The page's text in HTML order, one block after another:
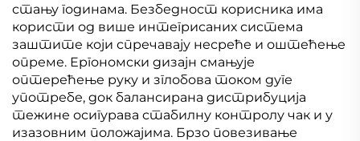
стању годинама. Безбедност корисника има
користи од више интегрисаних система
заштите који спречавају несреће и оштећење
опреме. Ергономски дизајн смањује
оптерећење руку и зглобова током дуге
употребе, док балансирана дистрибуција
тежине осигурава стабилну контролу чак и у
изазовним положајима. Брзо повезивање